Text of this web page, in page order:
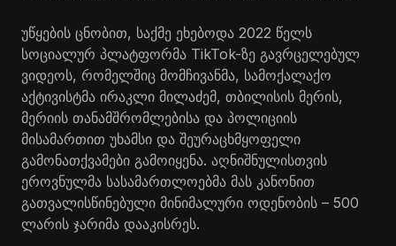
უწყების ცნობით, საქმე ეხებოდა 2022 წელს
სოციალურ პლატფორმა TikTok-ზე გავრცელებულ
ვიდეოს, რომელშიც მომჩივანმა, სამოქალაქო
აქტივისტმა ირაკლი მილაძემ, თბილისის მერის,
მერიის თანამშრომლებისა და პოლიციის
მისამართით უხამსი და შეურაცხმყოფელი
გამონათქვამები გამოიყენა. აღნიშნულისთვის
ეროვნულმა სასამართლოებმა მას კანონით
გათვალისწინებული მინიმალური ოდენობის – 500
ლარის ჯარიმა დააკისრეს.